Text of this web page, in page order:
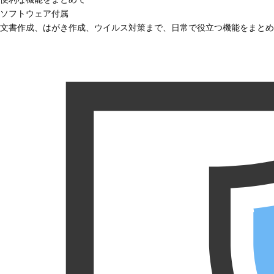
ソフトウェア付属
文書作成、はがき作成、ウイルス対策まで、日常で役立つ機能をまと